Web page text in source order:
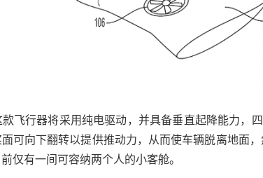
飞行器将采用纯电驱动，并具备垂直起降能力，
可向下翻转以提供推动力，从而使车辆脱离地面
仅有一间可容纳两个人的小客舱。